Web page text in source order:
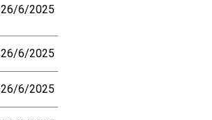
26/6/2025
26/6/2025
26/6/2025